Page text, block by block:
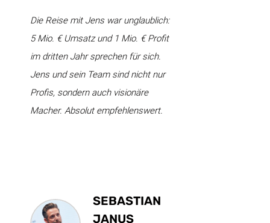
Die Reise mit Jens war unglaublich:
5 Mio. € Umsatz und 1 Mio. € Profit
im dritten Jahr sprechen für sich.
Jens und sein Team sind nicht nur
Profis, sondern auch visionäre
Macher. Absolut empfehlenswert.
SEBASTIAN
JANUS